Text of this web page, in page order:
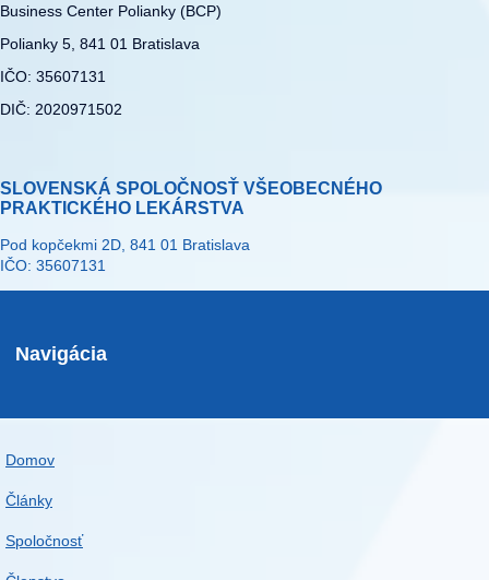
Business Center Polianky (BCP)
Polianky 5, 841 01 Bratislava
IČO: 35607131
DIČ: 2020971502
SLOVENSKÁ SPOLOČNOSŤ VŠEOBECNÉHO
PRAKTICKÉHO LEKÁRSTVA
Pod kopčekmi 2D, 841 01 Bratislava
IČO: 35607131
Navigácia
Domov
Články
Spoločnosť